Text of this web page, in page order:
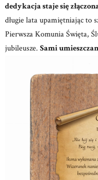
dedykacja staje się
długie lata upamiętniając to
Pierwsza Komunia Święta,
jubileusze. Sami